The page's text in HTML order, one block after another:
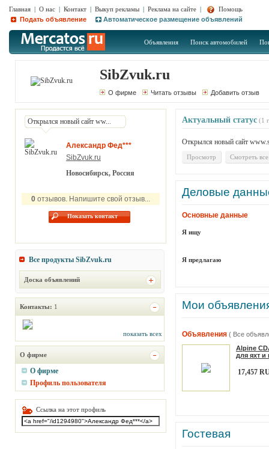
Главная | О нас | Контакт | Выкуп рекламы | Реклама на сайте |
Помощь
Подать объявление
Автоматическое размещение объявлений
Объявления Поиск автомобилей
SibZvuk.ru
О фирме Читать отзывы Добавить отзыв
Открылся новый сайт ww...
Александр Фед***
SibZvuk.ru
Новосибирск, Россия
0 отзывов. Напишите свой отзыв...
Показать контакт
Все продукты SibZvuk.ru
Доска объявлений
Контакты: 1
показать всех
О фирме
О фирме
Профиль пользователя
Ссылка на этот профиль
Актуальный статус (1
Открылся новый сайт
Просмотр Смотреть
Деловые
Основные данные
Я ищу
Я предлагаю
Мои
Объявления ( Все
Alpine
для яхт и
17,457
Гостевая